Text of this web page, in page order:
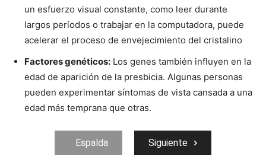
un esfuerzo visual constante, como leer durante
largos períodos o trabajar en la computadora, puede
acelerar el proceso de envejecimiento del cristalino
Factores genéticos: Los genes también influyen en la
edad de aparición de la presbicia. Algunas personas
pueden experimentar síntomas de vista cansada a una
edad más temprana que otras.
Espalda Siguiente